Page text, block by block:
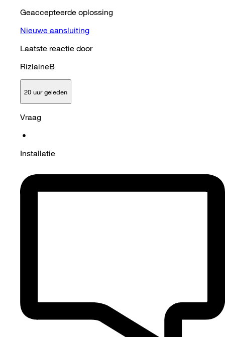
Geaccepteerde oplossing
Nieuwe aansluiting
Laatste reactie door
RizlaineB
20 uur geleden
Vraag
•
Installatie